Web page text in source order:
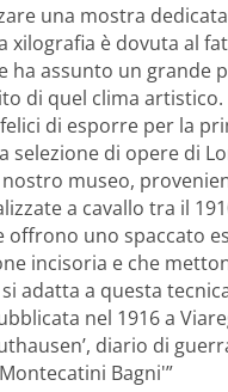
una mostra
xilografia è dovuta al
ha assunto un grande
di quel clima artistico.
di esporre per la
selezione di opere di
nostro museo,
a cavallo tra il
offrono uno spaccato
incisoria e che
adatta a questa
nel 1916 a
diario di
Bagni'”